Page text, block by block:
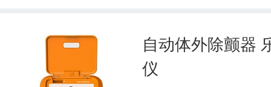
自动体外除颤器
仪